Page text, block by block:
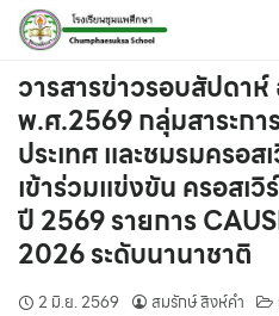
Skip
content
วารสารข่าวรอบสัปดา
พ.ศ.2569 กลุ่มสาระกา
ประเทศ และชมรมครอส
เข้าร่วมแข่งขัน ครอสเ
ปี 2569 รายการ
2026 ระดับนานาชาติ
2 มิ.ย. 2569 สมรักษ์ สิงห์คำ